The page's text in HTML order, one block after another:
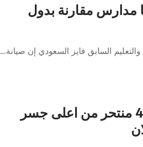
مدارس مقارنة بدول
والتعليم السابق فايز السعودي إن صيانة…
ارقام صادمة ومفزعة ..400 منتحر من اعلى جسر